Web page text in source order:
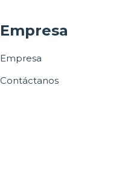
Empresa
Empresa
Contáctanos